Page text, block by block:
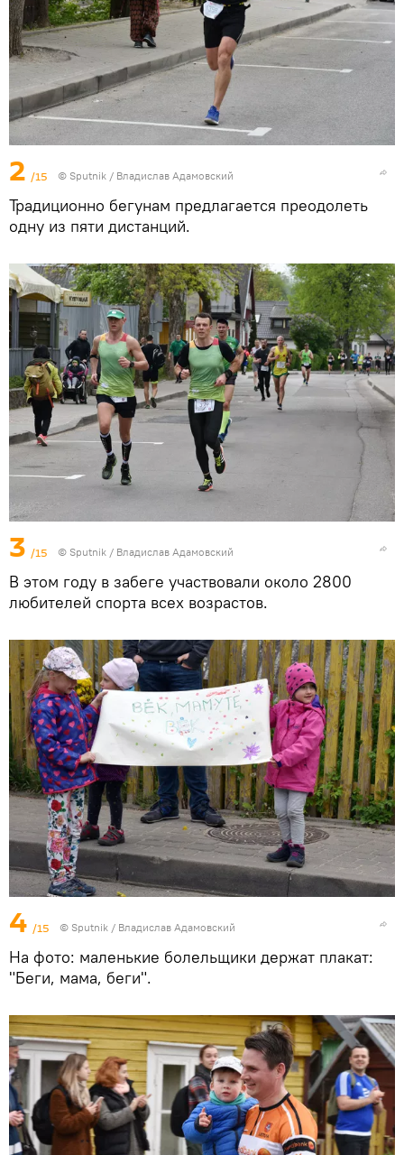
2 /15 © Sputnik / Владислав Адамовский
Традиционно бегунам предлагается преодолеть
одну из пяти дистанций.
3 /15 © Sputnik / Владислав Адамовский
В этом году в забеге участвовали около 2800
любителей спорта всех возрастов.
4 /15 © Sputnik / Владислав Адамовский
На фото: маленькие болельщики держат плакат:
"Беги, мама, беги".